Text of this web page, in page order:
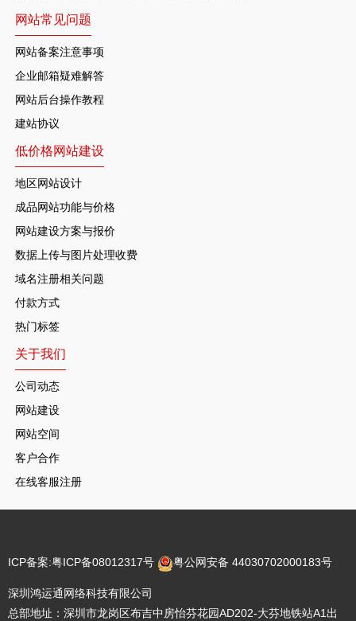
网站常见问题
网站备案注意事项
企业邮箱疑难解答
网站后台操作教程
建站协议
低价格网站建设
地区网站设计
成品网站功能与价格
网站建设方案与报价
数据上传与图片处理收费
域名注册相关问题
付款方式
热门标签
关于我们
公司动态
网站建设
网站空间
客户合作
在线客服注册
ICP备案:粤ICP备08012317号 粤公网安备 44030702000183号
深圳鸿运通网络科技有限公司
总部地址：深圳市龙岗区布吉中房怡芬花园AD202-大芬地铁站A1出